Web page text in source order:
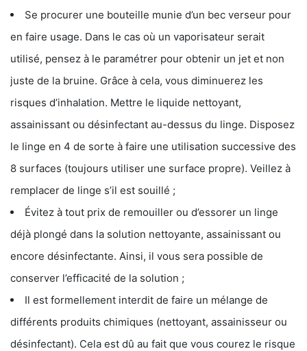
Se procurer une bouteille munie d’un bec verseur pour
en faire usage. Dans le cas où un vaporisateur serait
utilisé, pensez à le paramétrer pour obtenir un jet et non
juste de la bruine. Grâce à cela, vous diminuerez les
risques d’inhalation. Mettre le liquide nettoyant,
assainissant ou désinfectant au-dessus du linge. Disposez
le linge en 4 de sorte à faire une utilisation successive des
8 surfaces (toujours utiliser une surface propre). Veillez à
remplacer de linge s’il est souillé ;
Évitez à tout prix de remouiller ou d’essorer un linge
déjà plongé dans la solution nettoyante, assainissant ou
encore désinfectante. Ainsi, il vous sera possible de
conserver l’efficacité de la solution ;
Il est formellement interdit de faire un mélange de
différents produits chimiques (nettoyant, assainisseur ou
désinfectant). Cela est dû au fait que vous courez le risque